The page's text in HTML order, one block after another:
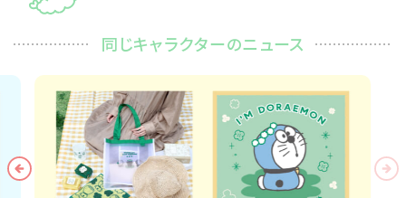
同じキャラクターのニュース